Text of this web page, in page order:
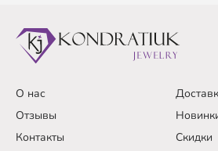
О нас
Отзывы
Контакты
Скидки